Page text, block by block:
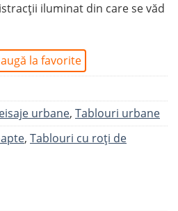
iluminat din care se văd
la favorite
urbane, Tablouri urbane
, Tablouri cu roți de